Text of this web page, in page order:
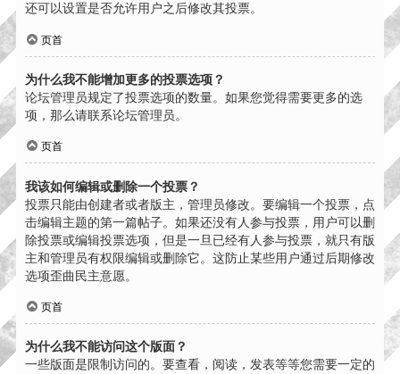
还可以设置是否允许用户之后修改其投票。
页首
为什么我不能增加更多的投票选项？
论坛管理员规定了投票选项的数量。如果您觉得需要更多的选
项，那么请联系论坛管理员。
页首
我该如何编辑或删除一个投票？
投票只能由创建者或者版主，管理员修改。要编辑一个投票，点
击编辑主题的第一篇帖子。如果还没有人参与投票，用户可以删
除投票或编辑投票选项，但是一旦已经有人参与投票，就只有版
主和管理员有权限编辑或删除它。这防止某些用户通过后期修改
选项歪曲民主意愿。
页首
为什么我不能访问这个版面？
一些版面是限制访问的。要查看，阅读，发表等等您需要一定的